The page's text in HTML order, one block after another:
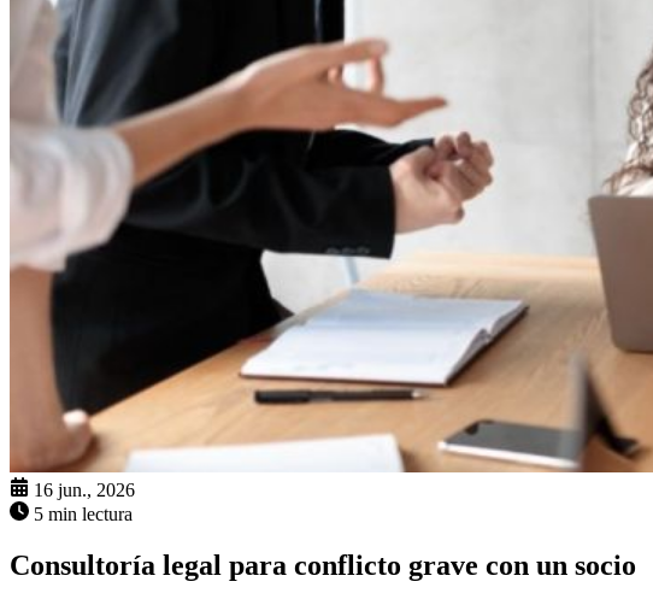
16 jun., 2026
5 min lectura
Consultoría legal para conflicto grave con un socio